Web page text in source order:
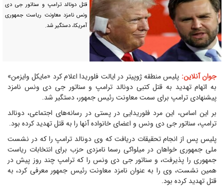
قتل دونالد ترامپ و سناتور جی دی
ونس نامزد معاونت ریاست جمهوری
آمریکا، دستگیر شد.
جوان آنلاین: پلیس منطقه ژوپیتر در ایالت فلوریدا اعلام کرد «مایکل وایزمن»
به اتهام تهدید به قتل کتبی دونالد ترامپ و سناتور جی دی ونس نامزد
پیشنهادی ترامپ برای سمت معاونت رئیس جمهور، دستگیر شد.
بر این اساس، این مرد فلوریدایی در پستی در رسانه‌های اجتماعی، دونالد
ترامپ، سناتور جی دی ونس و اعضای خانواده آنها را به قتل تهدید کرده بود.
پلیس پس از انجام تحقیقات دریافت که وی دونالد ترامپ را که در نشست
ملی جمهوری خواهان در میلواکی رسما نامزدی حزب برای انتخابات ریاست
جمهوری را پذیرفت، و سناتور جی دی ونس را که ترامپ چند روز پیش در
همین نشست، وی را به عنوان نامزد معاونت رئیس جمهور معرفی کرد، به
قتل تهدید کرده بود.